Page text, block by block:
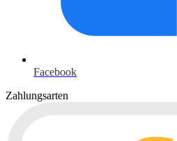
Facebook
Zahlungsarten